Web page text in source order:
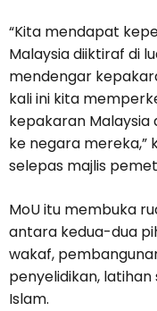
“Kita mendapat
Malaysia diiktiraf di
mendengar
kali ini kita
kepakaran
ke negara
selepas majlis
MoU itu membuka
antara kedua-dua
wakaf,
penyelidikan,
Islam.